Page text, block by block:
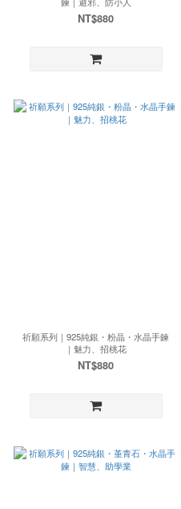
NT$880
祈願系列｜925純銀・粉晶・水晶手鍊
｜魅力、招桃花
NT$880